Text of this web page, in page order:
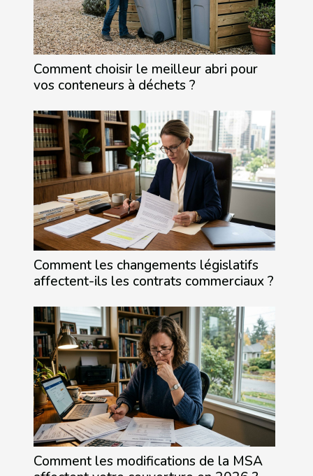
Comment choisir le meilleur abri pour
vos conteneurs à déchets ?
Comment les changements législatifs
affectent-ils les contrats commerciaux ?
Comment les modifications de la MSA